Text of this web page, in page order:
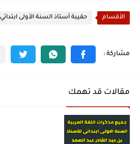
الأقسام حقيبة أستاذ السنة الأولى ابتدائي
مقالات قد تهمك